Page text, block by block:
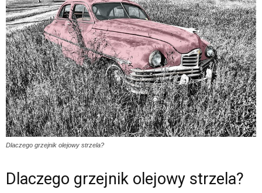
Dlaczego grzejnik olejowy strzela?
Dlaczego grzejnik olejowy strzela?